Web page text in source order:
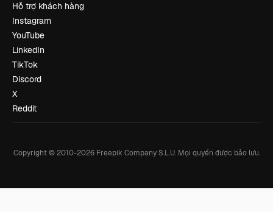
Hỗ trợ khách hàng
Instagram
YouTube
LinkedIn
TikTok
Discord
X
Reddit
Copyright © 2010-2026Freepik Company S.L.U. Mọi quyền được bảo lưu.